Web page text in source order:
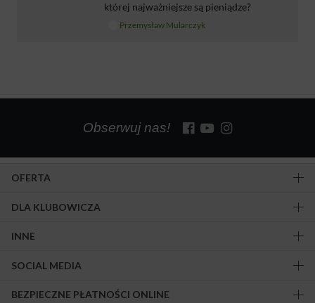
której najważniejsze są pieniądze?
Przemysław Mularczyk
Obserwuj nas!
OFERTA
DLA KLUBOWICZA
INNE
SOCIAL MEDIA
BEZPIECZNE PŁATNOŚCI ONLINE